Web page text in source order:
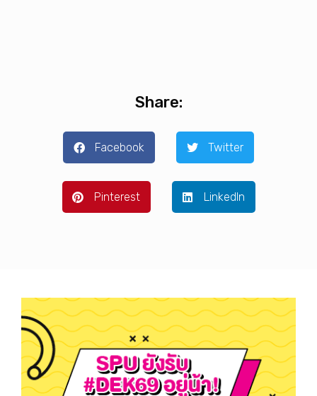
Share:
Facebook Twitter
Pinterest LinkedIn